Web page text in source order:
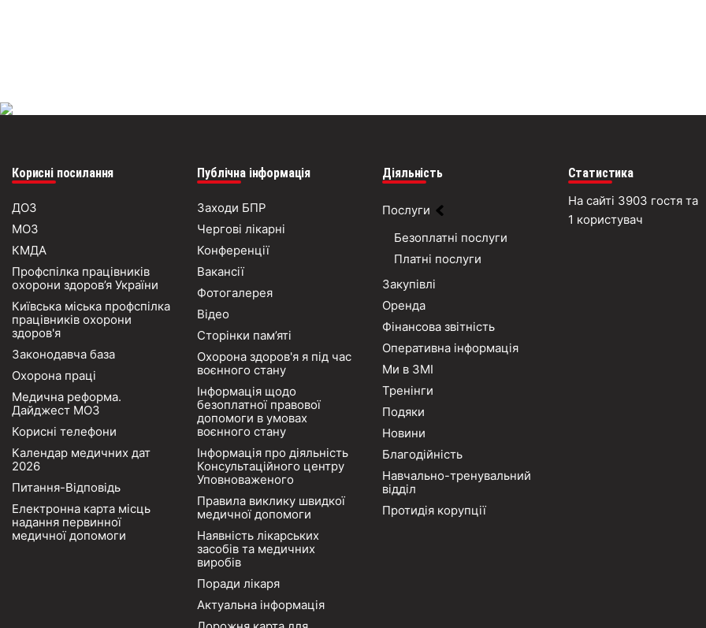
Корисні посилання
ДОЗ
МОЗ
КМДА
Профспілка працівників
охорони здоров’я України
Київська міська профспілка
працівників охорони
здоров'я
Законодавча база
Охорона праці
Медична реформа.
Дайджест МОЗ
Корисні телефони
Календар медичних дат
2026
Питання-Відповідь
Електронна карта місць
надання первинної
медичної допомоги
Публічна інформація
Заходи БПР
Чергові лікарні
Конференції
Вакансії
Фотогалерея
Відео
Сторінки пам’яті
Охорона здоров'я я під час
воєнного стану
Інформація щодо
безоплатної правової
допомоги в умовах
воєнного стану
Інформація про діяльність
Консультаційного центру
Уповноваженого
Правила виклику швидкої
медичної допомоги
Наявність лікарських
засобів та медичних
виробів
Поради лікаря
Актуальна інформація
Діяльність
Послуги
Безоплатні послуги
Платні послуги
Закупівлі
Оренда
Фінансова звітність
Оперативна інформація
Ми в ЗМІ
Тренінги
Подяки
Новини
Благодійність
Навчально-тренувальний
відділ
Протидія корупції
Статистика
На сайті 3903 гостя та
1 користувач